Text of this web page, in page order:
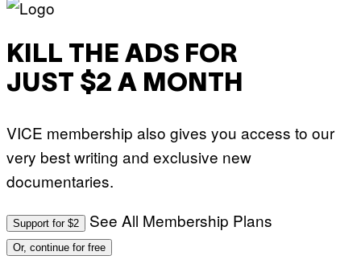
KILL THE ADS FOR
JUST $2 A MONTH
VICE membership also gives you access to our
very best writing and exclusive new
documentaries.
Support for $2 See All Membership Plans
Or, continue for free